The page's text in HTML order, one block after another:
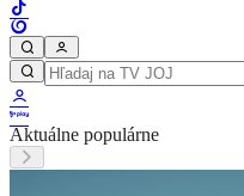
Aktuálne populárne